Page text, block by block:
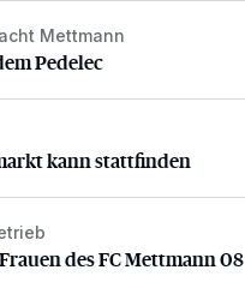
Pedelec
Mettmann
Pedelec
kann stattfinden
kann stattfinden
des FC Mettmann 08
des FC Mettmann 08